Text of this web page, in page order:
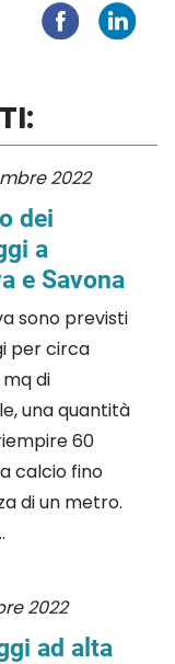
2022
dei
a
e Savona
sono previsti
per circa
di
una quantità
60
calcio fino
di un metro.
2022
ad alta